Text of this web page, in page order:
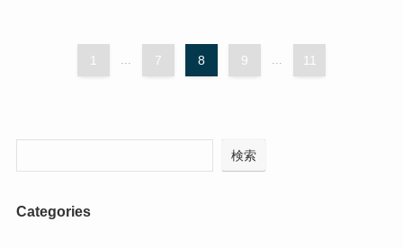
1 7 8 9 11
検索
Categories